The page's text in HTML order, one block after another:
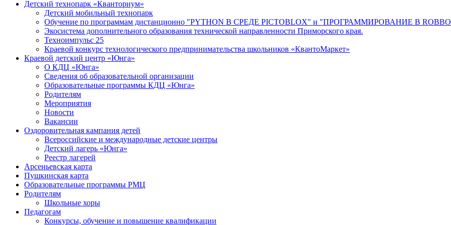
Детский технопарк «Кванториум»
Детский мобильный технопарк
Обучение по программам дистанционно "PYTHON В СРЕДЕ PICTOBLOX" и "ПРОГРАММИРОВАНИЕ В
Экосистема дополнительного образования технической направленности Приморского края.
Техноимпульс 25
Краевой конкурс технологического предпринимательства школьников «КвантоМаркет»
Краевой детский центр «Юнга»
О КДЦ «Юнга»
Сведения об образовательной организации
Образовательные программы КДЦ «Юнга»
Родителям
Мероприятия
Новости
Вакансии
Оздоровительная кампания детей
Всероссийские и международные детские центры
Детский лагерь «Юнга»
Реестр лагерей
Арсеньевская карта
Пушкинская карта
Образовательные программы РМЦ
Родителям
Школьные хоры
Педагогам
Конкурсы, обучение и повышение квалификации